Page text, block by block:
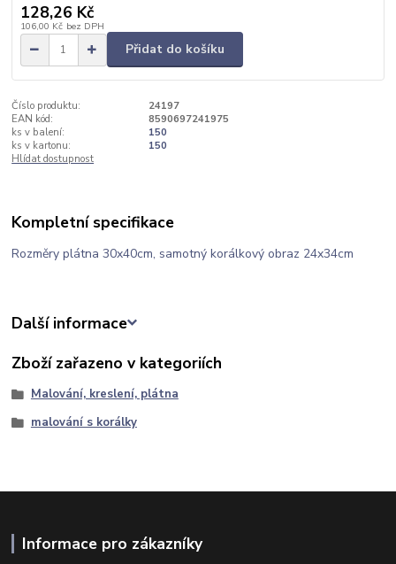
128,26 Kč
106,00 Kč bez DPH
Přidat do košíku
Číslo produktu:
24197
EAN kód:
8590697241975
ks v balení:
150
ks v kartonu:
150
Hlídat dostupnost
Kompletní specifikace
Rozměry plátna 30x40cm, samotný korálkový obraz 24x34cm
Další informace
Zboží zařazeno v kategoriích
Malování, kreslení, plátna
malování s korálky
Informace pro zákazníky